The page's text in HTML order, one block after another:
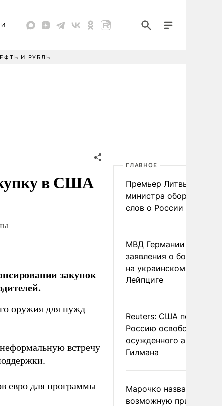
И РУБЛЬ
в США
закупок
оружия для нужд
встречу
евро для программы
ГЛАВНОЕ
Премьер Литвы осадил
министра обороны из-
слов о России
МВД Германии отвергло
заявления о
на украинском
Лейпциге
Reuters: США
Россию освободить
осужденного
Гилмана
Марочко назвал
возможную причину